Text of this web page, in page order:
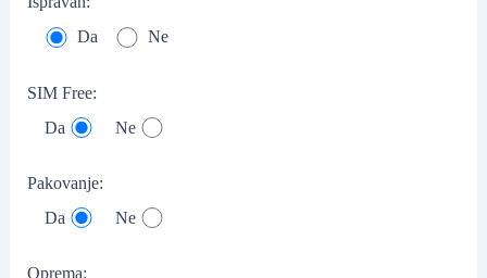
Da
Ne
SIM Free:
Da
Ne
Pakovanje:
Da
Ne
Oprema: